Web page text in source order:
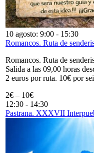
10 agosto: 9:00 - 15:30
Romancos. Ruta de
Romancos. Ruta de
Salida a las 09,00 horas
2 euros por ruta. 10€ por
2€ – 10€
12:30 - 14:30
Pastrana. XXXVII